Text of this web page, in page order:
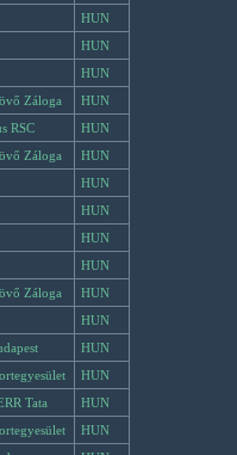
HUN
HUN
HUN
Záloga
HUN
RSC
HUN
Záloga
HUN
HUN
HUN
HUN
HUN
Záloga
HUN
HUN
HUN
HUN
Tata
HUN
HUN